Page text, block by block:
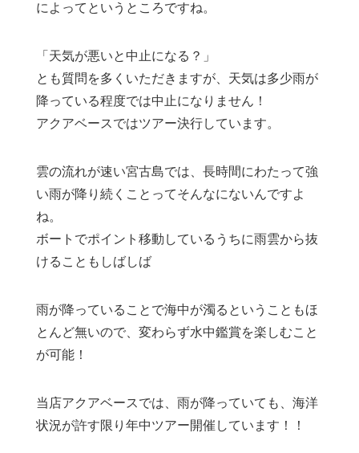
によってというところですね。
「天気が悪いと中止になる？」
とも質問を多くいただきますが、天気は多少雨が
降っている程度では中止になりません！
アクアベースではツアー決行しています。
雲の流れが速い宮古島では、長時間にわたって強
い雨が降り続くことってそんなにないんですよ
ね。
ボートでポイント移動しているうちに雨雲から抜
けることもしばしば
雨が降っていることで海中が濁るということもほ
とんど無いので、変わらず水中鑑賞を楽しむこと
が可能！
当店アクアベースでは、雨が降っていても、海洋
状況が許す限り年中ツアー開催しています！！